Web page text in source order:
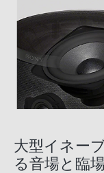
大型イネー
る音場と臨